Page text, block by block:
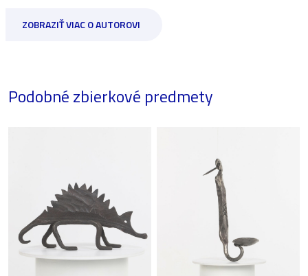
ZOBRAZIŤ VIAC O AUTOROVI
Podobné zbierkové predmety